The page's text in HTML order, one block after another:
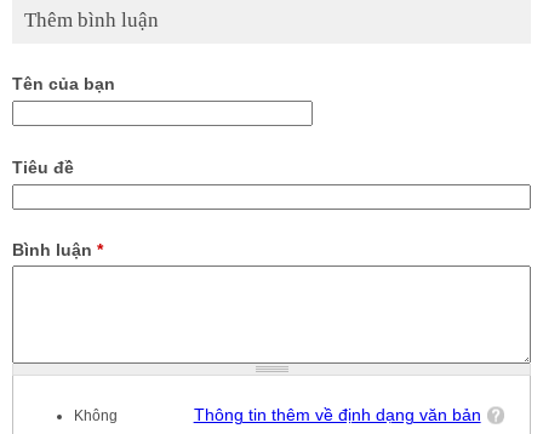
Thêm bình luận
Tên của bạn
Tiêu đề
Bình luận *
Thông tin thêm về định dạng văn bản
Không